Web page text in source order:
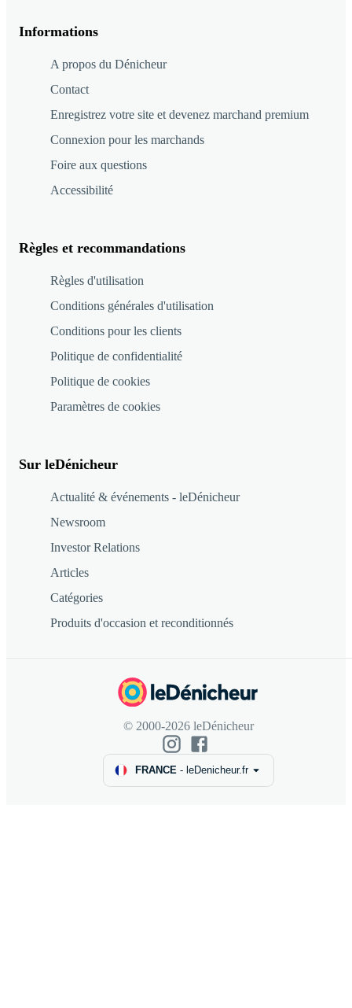
Informations
A propos du Dénicheur
Contact
Enregistrez votre site et devenez marchand premium
Connexion pour les marchands
Foire aux questions
Accessibilité
Règles et recommandations
Règles d'utilisation
Conditions générales d'utilisation
Conditions pour les clients
Politique de confidentialité
Politique de cookies
Paramètres de cookies
Sur leDénicheur
Actualité & événements - leDénicheur
Newsroom
Investor Relations
Articles
Catégories
Produits d'occasion et reconditionnés
© 2000-2026 leDénicheur
FRANCE - leDenicheur.fr